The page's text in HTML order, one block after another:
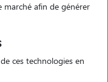
eu de chiens par le
marché afin de générer
ces technologies en